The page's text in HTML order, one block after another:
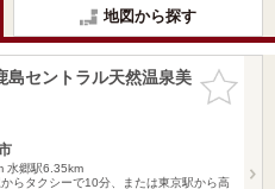
地図から探す
お気に入
りに追加
島セントラル天然温泉美
水郷駅6.35km
らタクシーで10分、または東京駅から高